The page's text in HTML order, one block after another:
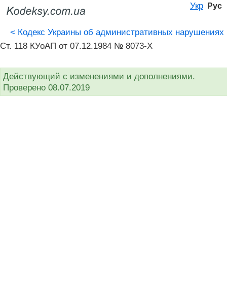
Укр Рус
< Кодекс Украины об административных нарушениях
Ст. 118 КУоАП от 07.12.1984 № 8073-X
Действующий с изменениями и дополнениями.
Проверено 08.07.2019